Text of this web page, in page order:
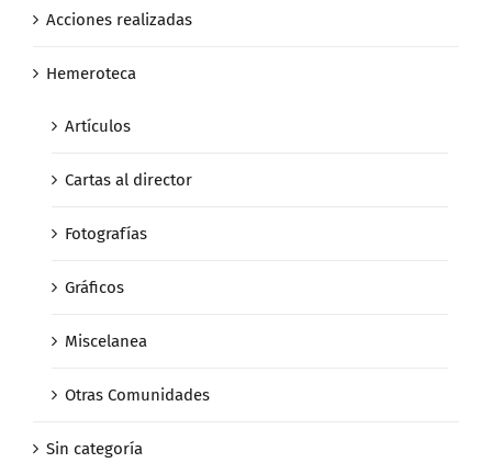
Acciones realizadas
Hemeroteca
Artículos
Cartas al director
Fotografías
Gráficos
Miscelanea
Otras Comunidades
Sin categoría